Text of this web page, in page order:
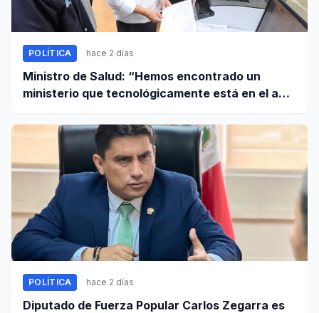
POLÍTICA hace 2 días
Ministro de Salud: “Hemos encontrado un
ministerio que tecnológicamente está en el año
POLÍTICA hace 2 días
Diputado de Fuerza Popular Carlos Zegarra es